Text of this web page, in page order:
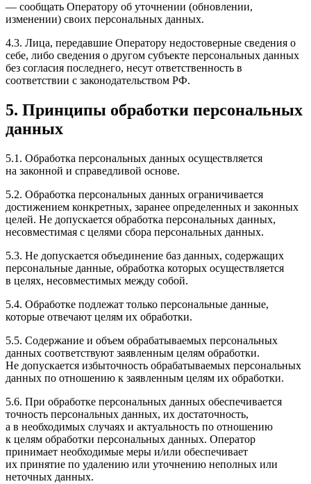
— сообщать Оператору об уточнении (обновлении,
изменении) своих персональных данных.
4.3. Лица, передавшие Оператору недостоверные сведения о
себе, либо сведения о другом субъекте персональных данных
без согласия последнего, несут ответственность в
соответствии с законодательством РФ.
5. Принципы обработки персональных
данных
5.1. Обработка персональных данных осуществляется
на законной и справедливой основе.
5.2. Обработка персональных данных ограничивается
достижением конкретных, заранее определенных и законных
целей. Не допускается обработка персональных данных,
несовместимая с целями сбора персональных данных.
5.3. Не допускается объединение баз данных, содержащих
персональные данные, обработка которых осуществляется
в целях, несовместимых между собой.
5.4. Обработке подлежат только персональные данные,
которые отвечают целям их обработки.
5.5. Содержание и объем обрабатываемых персональных
данных соответствуют заявленным целям обработки.
Не допускается избыточность обрабатываемых персональных
данных по отношению к заявленным целям их обработки.
5.6. При обработке персональных данных обеспечивается
точность персональных данных, их достаточность,
а в необходимых случаях и актуальность по отношению
к целям обработки персональных данных. Оператор
принимает необходимые меры и/или обеспечивает
их принятие по удалению или уточнению неполных или
неточных данных.